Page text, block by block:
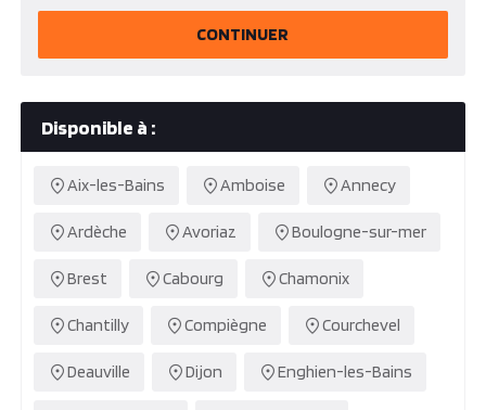
CONTINUER
Disponible à :
Aix-les-Bains Amboise Annecy
Ardèche Avoriaz Boulogne-sur-mer
Brest Cabourg Chamonix
Chantilly Compiègne Courchevel
Deauville Dijon Enghien-les-Bains